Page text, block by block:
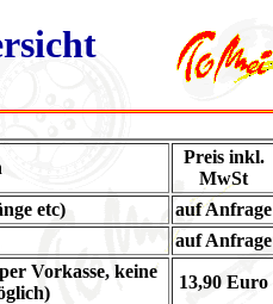
Preis inkl.
MwSt
etc)
auf Anfrage
auf Anfrage
Vorkasse, keine
13,90 Euro